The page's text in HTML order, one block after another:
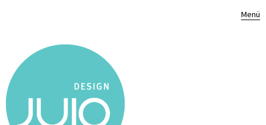
Menü